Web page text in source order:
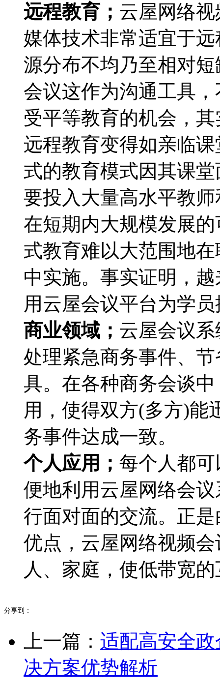
远程教育； 云屋网络
媒体技术非常适宜于
源分布不均乃至相对
会议这作为沟通工具
受平等教育的机会，
远程教育变得如亲临
式的教育模式因其课
要投入大量高水平教
在短期内大规模发展
式教育难以大范围地
中实施。事实证明，
用云屋会议平台为学
商业领域； 云屋会议
处理紧急商务事件、
具。在各种商务会谈
用，使得双方(多方)能
务事件达成一致。
个人应用； 每个人都
便地利用云屋网络会
行面对面的交流。正
优点，云屋网络视频
人、家庭，使低带宽
分享到：
上一篇： 适配高安全
决方案优势解析